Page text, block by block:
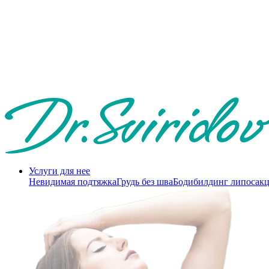
Услуги для нее
Невидимая подтяжкаГрудь без шваБодибилдинг